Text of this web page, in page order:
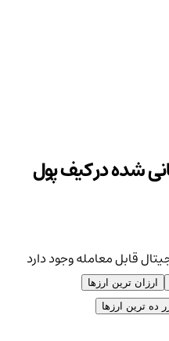
شده در کیف پول
ارزان ترین ارزها
ده ترین ارزها